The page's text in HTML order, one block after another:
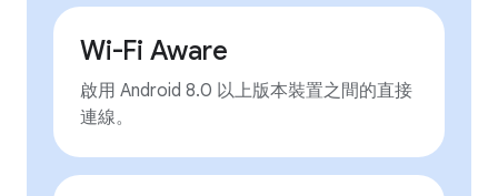
Wi-Fi Aware
啟用 Android 8.0 以上版本裝置之間的直接
連線。